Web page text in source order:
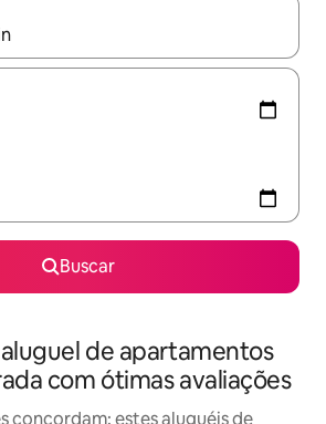
estiverem disponíveis, explore-os
Buscar
de apartamentos
com ótimas avaliações
concordam: estes aluguéis de